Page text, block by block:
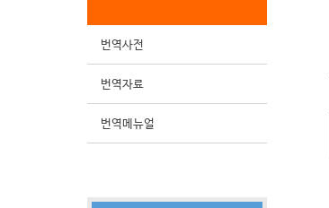
번역사전
번역자료
번역메뉴얼